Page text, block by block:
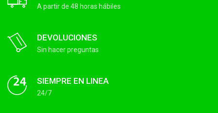
A partir de 48 horas hábiles
DEVOLUCIONES
Sin hacer preguntas
SIEMPRE EN LINEA
24/7